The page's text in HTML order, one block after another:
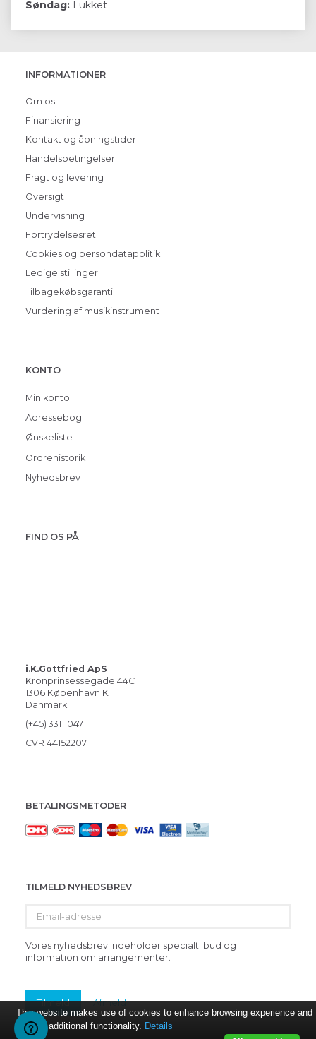
Søndag: Lukket
INFORMATIONER
Om os
Finansiering
Kontakt og åbningstider
Handelsbetingelser
Fragt og levering
Oversigt
Undervisning
Fortrydelsesret
Cookies og persondatapolitik
Ledige stillinger
Tilbagekøbsgaranti
Vurdering af musikinstrument
KONTO
Min konto
Adressebog
Ønskeliste
Ordrehistorik
Nyhedsbrev
FIND OS PÅ
i.K.Gottfried ApS
Kronprinsessegade 44C
1306 København K
Danmark
(+45) 33111047
CVR 44152207
BETALINGSMETODER
TILMELD NYHEDSBREV
adresse
Vores nyhedsbrev indeholder specialtilbud og
information om arrangementer.
Tilmeld Afmeld
This website makes use of cookies to enhance browsing experience and
provide additional functionality. Details